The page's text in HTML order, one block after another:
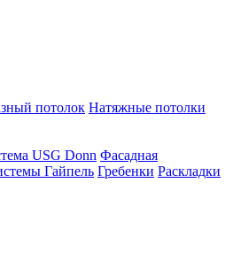
потолок Натяжные потолки
USG Donn Фасадная
Гайпель Гребенки Раскладки